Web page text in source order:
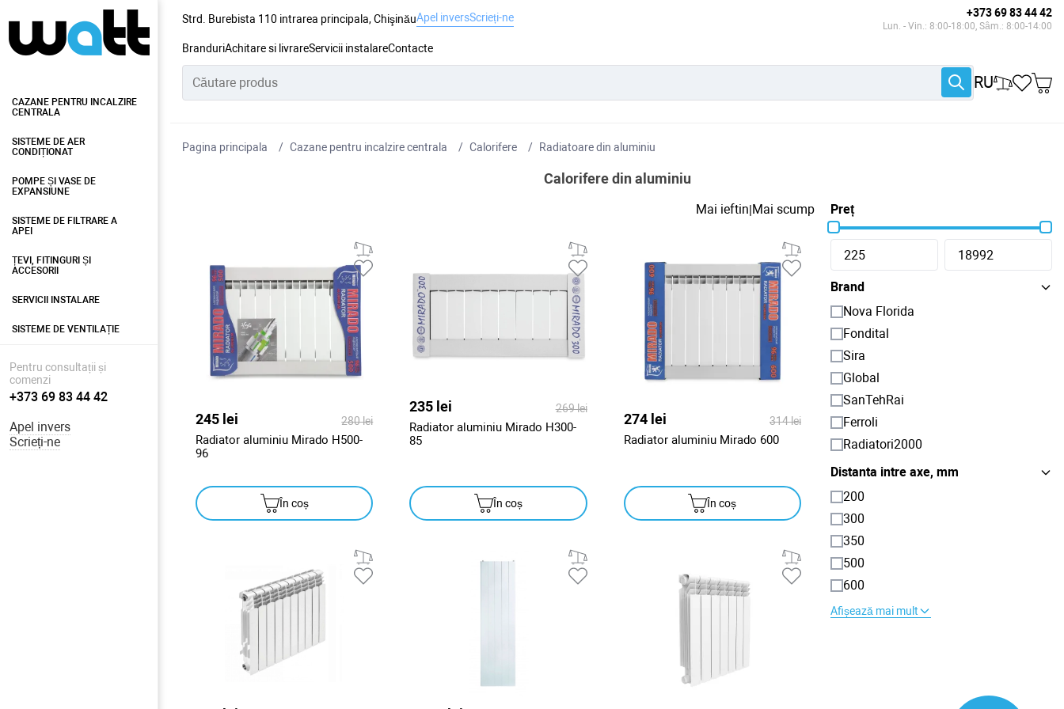
Strd. Burebista 110 intrarea principala, ChişinăuApel inversScrieți-ne +373 69 83 44 42
Lun. - Vin.: 8:00-18:00, Sâm.: 8:00-14:00
BranduriAchitare si livrareServicii instalareContacte
RU
CAZANE PENTRU INCALZIRE
CENTRALA
SISTEME DE AER
CONDIȚIONAT
POMPE ȘI VASE DE
EXPANSIUNE
SISTEME DE FILTRARE A
APEI
ȚEVI, FITINGURI ȘI
ACCESORII
SERVICII INSTALARE
SISTEME DE VENTILAȚIE
Pentru consultații și
comenzi
+373 69 83 44 42
Apel invers
Scrieți-ne
Pagina principala Cazane pentru incalzire centrala Сalorifere Radiatoare din aluminiu
Calorifere din aluminiu
Mai ieftin|Mai scump
245 lei 280 lei
Radiator aluminiu Mirado H500-
96
În coș
235 lei 269 lei
Radiator aluminiu Mirado H300-
85
În coș
274 lei 314 lei
Radiator aluminiu Mirado 600
În coș
Preț
Brand
Nova Florida
Fondital
Sira
Global
SanTehRai
Ferroli
Radiatori2000
Distanta intre axe, mm
200
300
350
500
600
Afișează mai mult